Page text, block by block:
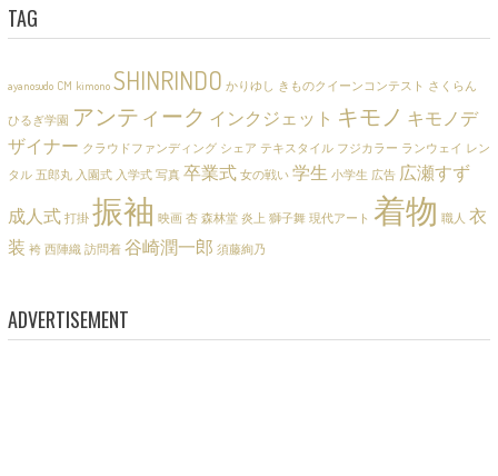
TAG
ayanosudo CM kimono SHINRINDO かりゆし きものクイーンコンテスト さくらん
ひるぎ学園 アンティーク インクジェット キモノ キモノデ
ザイナー クラウドファンディング シェア テキスタイル フジカラー ランウェイ レン
タル 五郎丸 入園式 入学式 写真 卒業式 女の戦い 学生 小学生 広告 広瀬すず
成人式 打掛 振袖 映画 杏 森林堂 炎上 獅子舞 現代アート 着物 職人 衣
装 袴 西陣織 訪問着 谷崎潤一郎 須藤絢乃
ADVERTISEMENT